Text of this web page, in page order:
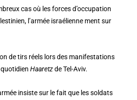
cas où les forces d’occupation
l’armée israélienne ment sur
de tirs réels lors des manifestations
Haaretzde Tel-Aviv.
insiste sur le fait que les soldats